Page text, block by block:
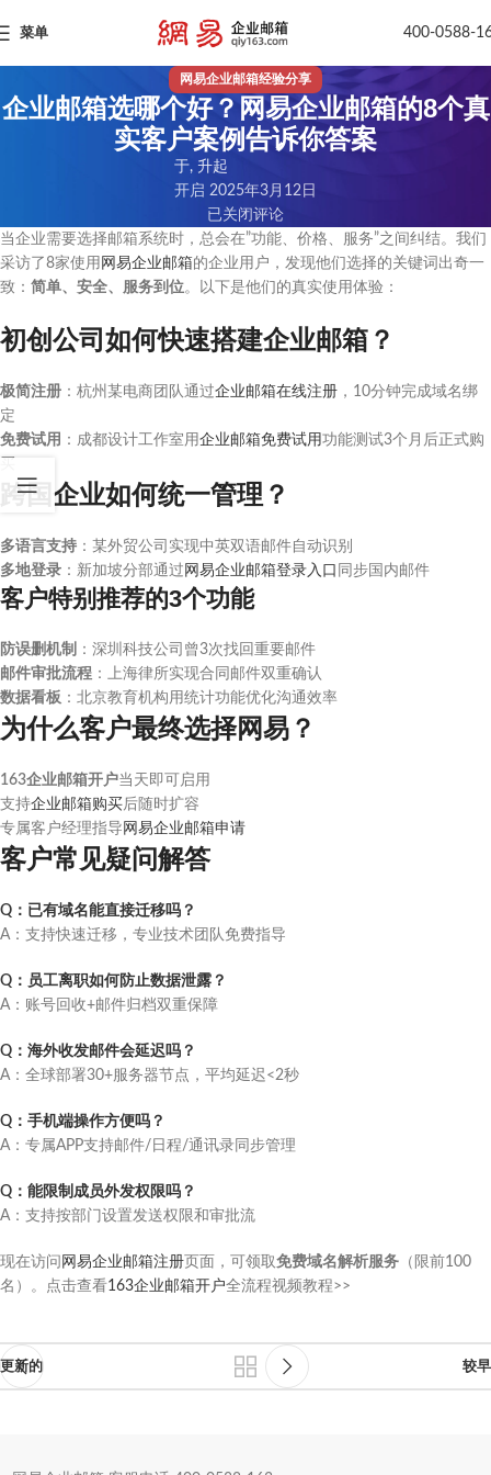
菜单 400-0588-
网易企业邮箱经验分享
企业邮箱选哪个好？网易企业邮箱的8个真
实客户案例告诉你答案
于, 升起
开启 2025年3月12日
已关闭评论
当企业需要选择邮箱系统时，总会在”功能、价格、服务”之间纠结。我们
采访了8家使用 网易企业邮箱的企业用户，发现他们选择的关键词出奇一
致： 简单、安全、服务到位。以下是他们的真实使用体验：
初创公司如何快速搭建企业邮箱？
极简注册 ：杭州某电商团队通过企业邮箱在线注册 ，10分钟完成域名绑
定
免费试用 ：成都设计工作室用企业邮箱免费试用功能测试3个月后正式购
跨国企业如何统一管理？
多语言支持 ：某外贸公司实现中英双语邮件自动识别
多地登录 ：新加坡分部通过 网易企业邮箱登录入口 同步国内邮件
客户特别推荐的3个功能
防误删机制
：深圳科技公司曾3次找回重要邮件
邮件审批流程 ：上海律所实现合同邮件双重确认
数据看板 ：北京教育机构用统计功能优化沟通效率
为什么客户最终选择网易？
163企业邮箱开户当天即可启用
支持企业邮箱购买后随时扩容
专属客户经理指导 网易企业邮箱申请
客户常见疑问解答
Q：已有域名能直接迁移吗？
A：支持快速迁移，专业技术团队免费指导
Q：员工离职如何防止数据泄露？
A：账号回收+邮件归档双重保障
Q：海外收发邮件会延迟吗？
A：全球部署30+服务器节点，平均延迟<2秒
Q：手机端操作方便吗？
A：专属APP支持邮件/日程/通讯录同步管理
Q：能限制成员外发权限吗？
A：支持按部门设置发送权限和审批流
现在访问 网易企业邮箱注册页面，可领取免费域名解析服务 （限前100
名）。点击查看163企业邮箱开户全流程视频教程>>
更新的 较早